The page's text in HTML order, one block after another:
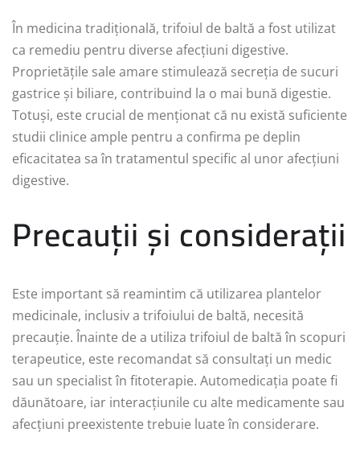
În medicina tradițională, trifoiul de baltă a fost utilizat
ca remediu pentru diverse afecțiuni digestive.
Proprietățile sale amare stimulează secreția de sucuri
gastrice și biliare, contribuind la o mai bună digestie.
Totuși, este crucial de menționat că nu există suficiente
studii clinice ample pentru a confirma pe deplin
eficacitatea sa în tratamentul specific al unor afecțiuni
digestive.
Precauții și considerații
Este important să reamintim că utilizarea plantelor
medicinale, inclusiv a trifoiului de baltă, necesită
precauție. Înainte de a utiliza trifoiul de baltă în scopuri
terapeutice, este recomandat să consultați un medic
sau un specialist în fitoterapie. Automedicația poate fi
dăunătoare, iar interacțiunile cu alte medicamente sau
afecțiuni preexistente trebuie luate în considerare.